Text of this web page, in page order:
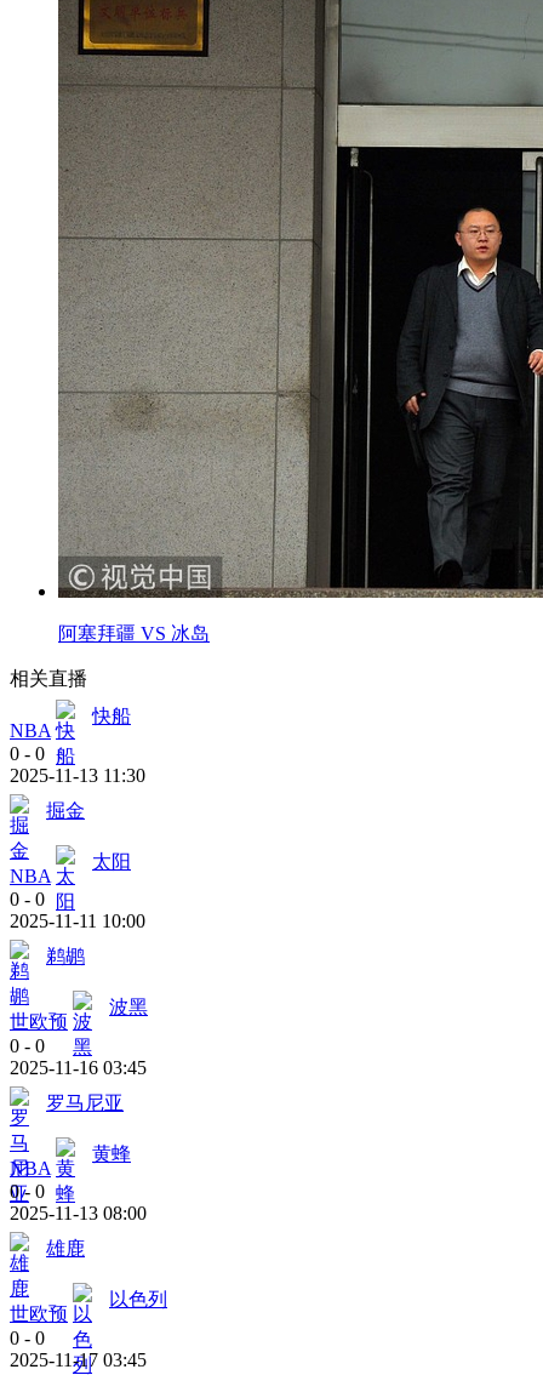
阿塞拜疆 VS 冰岛
相关直播
NBA
快船
0 - 0
2025-11-13 11:30
掘金
NBA
太阳
0 - 0
2025-11-11 10:00
鹈鹕
世欧预
波黑
0 - 0
2025-11-16 03:45
罗马尼亚
NBA
黄蜂
0 - 0
2025-11-13 08:00
雄鹿
世欧预
以色列
0 - 0
2025-11-17 03:45